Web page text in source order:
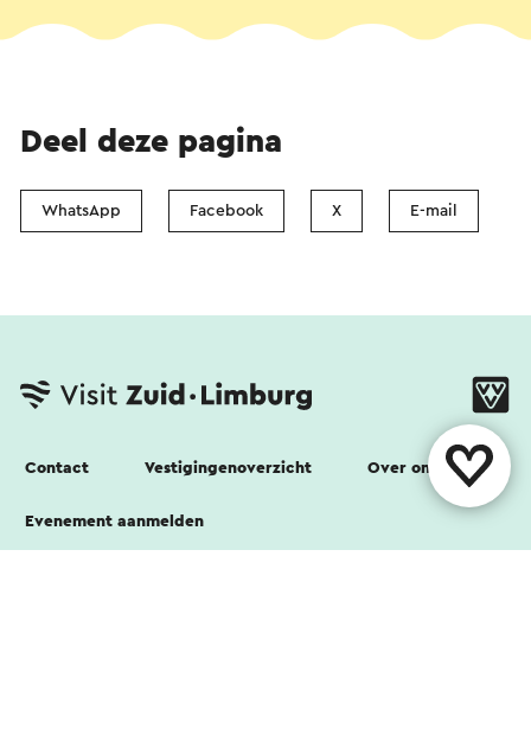
Deel deze pagina
WhatsApp Facebook X E-mail
Contact Vestigingenoverzicht Over ons
Evenement aanmelden